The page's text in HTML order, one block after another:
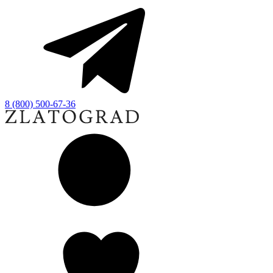
8 (800) 500-67-36